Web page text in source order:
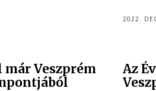
2022.
Veszprém
Az